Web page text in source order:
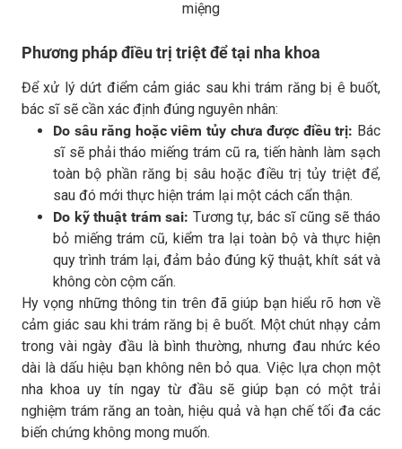
Phương pháp điều trị triệt để tại nha khoa
Để xử lý dứt điểm cảm giác sau khi trám răng bị ê buốt,
bác sĩ sẽ cần xác định đúng nguyên nhân:
Do sâu răng hoặc viêm tủy chưa được điều trị: Bác
sĩ sẽ phải tháo miếng trám cũ ra, tiến hành làm sạch
toàn bộ phần răng bị sâu hoặc điều trị tủy triệt để,
sau đó mới thực hiện trám lại một cách cẩn thận.
Do kỹ thuật trám sai: Tương tự, bác sĩ cũng sẽ tháo
bỏ miếng trám cũ, kiểm tra lại toàn bộ và thực hiện
quy trình trám lại, đảm bảo đúng kỹ thuật, khít sát và
không còn cộm cấn.
Hy vọng những thông tin trên đã giúp bạn hiểu rõ hơn về
cảm giác sau khi trám răng bị ê buốt. Một chút nhạy cảm
trong vài ngày đầu là bình thường, nhưng đau nhức kéo
dài là dấu hiệu bạn không nên bỏ qua. Việc lựa chọn một
nha khoa uy tín ngay từ đầu sẽ giúp bạn có một trải
nghiệm trám răng an toàn, hiệu quả và hạn chế tối đa các
biến chứng không mong muốn.